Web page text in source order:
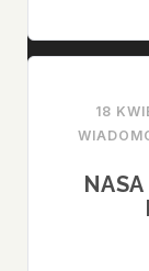
18